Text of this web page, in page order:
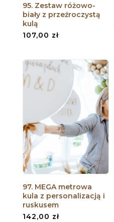
95. Zestaw różowo-
biały z przeźroczystą
kulą
107,00 zł
97. MEGA metrowa
kula z personalizacją i
ruskusem
142,00 zł